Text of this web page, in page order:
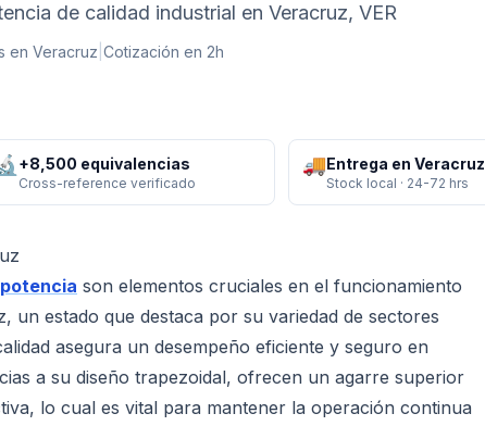
de calidad industrial en Veracruz, VER
en Veracruz Cotización en 2h
🔬 +8,500 equivalencias
Cross-reference verificado
🚚Entrega en Veracruz
Stock local · 24-72 hrs
son elementos cruciales en el funcionamiento
un estado que destaca por su variedad de sectores
asegura un desempeño eficiente y seguro en
a su diseño trapezoidal, ofrecen un agarre superior
lo cual es vital para mantener la operación continua